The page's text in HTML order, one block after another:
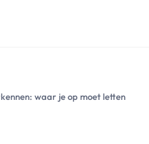
waar je op moet letten